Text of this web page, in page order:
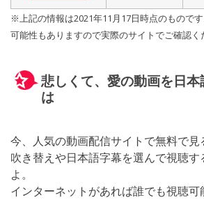
※上記の情報は2021年11月17日時点のもので
可能性もありますので実際のサイトでご確認く
悲しくて、愛の動画を日
は
今、人気の動画配信サイトで無料で見
吹き替えや日本語字幕を選んで視聴
よ。
インターネットがあれば誰でも視聴可